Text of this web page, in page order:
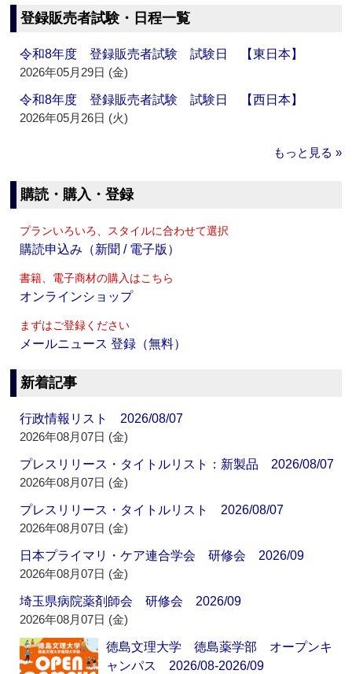
登録販売者試験・日程一覧
令和8年度 登録販売者試験 試験日 【東日本】
2026年05月29日 (金)
令和8年度 登録販売者試験 試験日 【西日本】
2026年05月26日 (火)
もっと見る »
購読・購入・登録
プランいろいろ、スタイルに合わせて選択
購読申込み（新聞 / 電子版）
書籍、電子商材の購入はこちら
オンラインショップ
まずはご登録ください
メールニュース 登録（無料）
新着記事
行政情報リスト 2026/08/07
2026年08月07日 (金)
プレスリリース・タイトルリスト：新製品 2026/08/07
2026年08月07日 (金)
プレスリリース・タイトルリスト 2026/08/07
2026年08月07日 (金)
日本プライマリ・ケア連合学会 研修会 2026/09
2026年08月07日 (金)
埼玉県病院薬剤師会 研修会 2026/09
2026年08月07日 (金)
徳島文理大学 徳島薬学部 オープンキ
ャンパス 2026/08-2026/09